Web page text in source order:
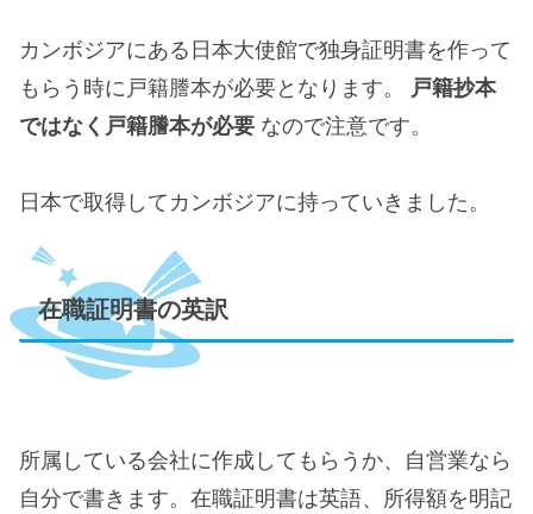
カンボジアにある日本大使館で独身証明書を作って
もらう時に戸籍謄本が必要となります。
戸籍抄本
ではなく戸籍謄本が必要 なので注意です。
日本で取得してカンボジアに持っていきました。
在職証明書の英訳
所属している会社に作成してもらうか、自営業なら
自分で書きます。在職証明書は英語、所得額を明記